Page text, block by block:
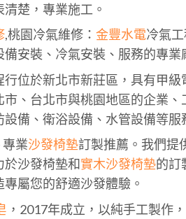
楚，專業施工。
,桃園冷氣維修： 金豐水電冷氣
備安裝、冷氣安裝、服務的專業
行位於新北市新莊區，具有甲
市、台北市與桃園地區的企業、
備、衛浴設備、水管設備等服
專業沙發椅墊訂製推薦。我們提
於沙發椅墊和實木沙發椅墊的訂
專屬您的舒適沙發體驗。
，2017年成立，以純手工製作